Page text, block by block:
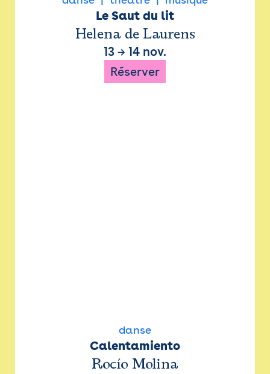
Le Saut du lit
Helena de Laurens
13 → 14 nov.
Réserver
danse
Calentamiento
Rocío Molina